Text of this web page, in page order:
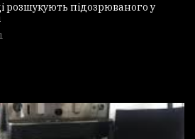
розшукують підозрюваного у